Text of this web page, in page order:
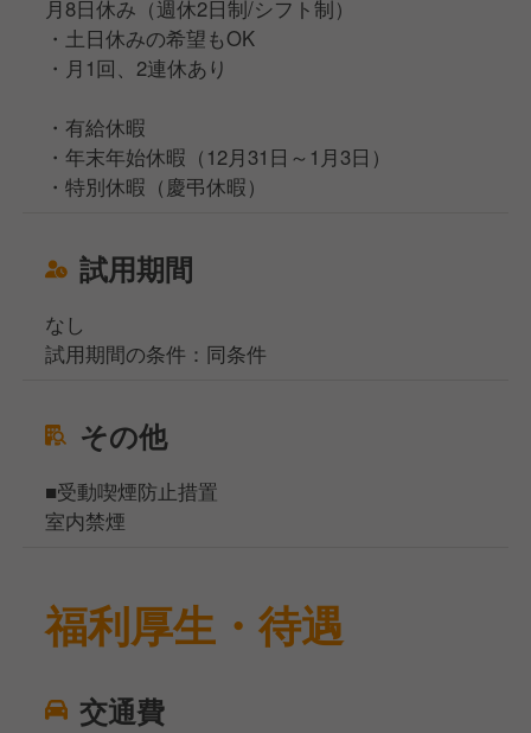
月8日休み（週休2日制/シフト制）
・土日休みの希望もOK
・月1回、2連休あり
・有給休暇
・年末年始休暇（12月31日～1月3日）
・特別休暇（慶弔休暇）
試用期間
なし
試用期間の条件：同条件
その他
■受動喫煙防止措置
室内禁煙
福利厚生・待遇
交通費